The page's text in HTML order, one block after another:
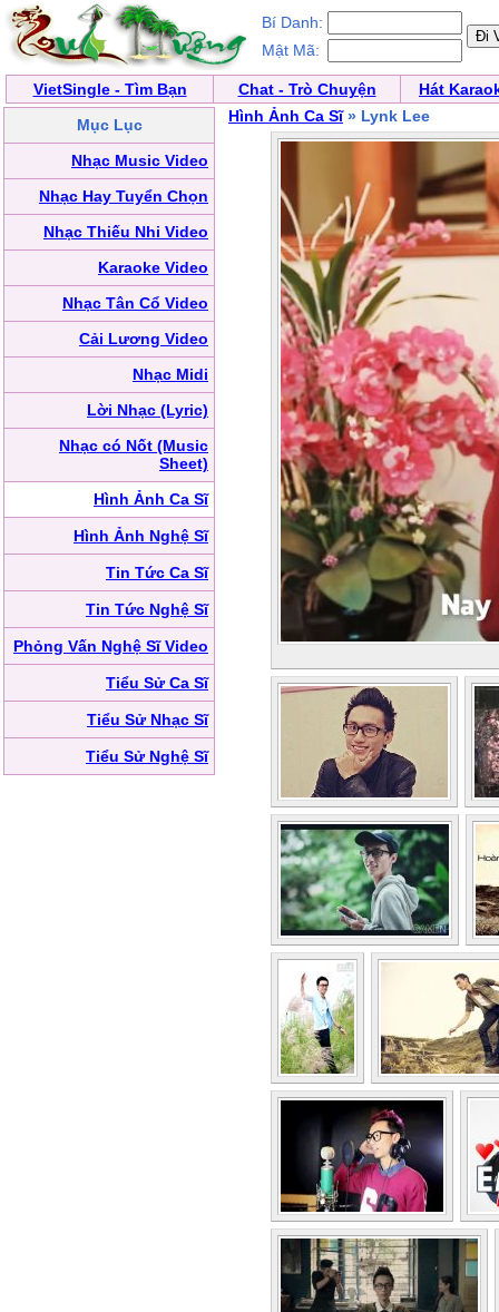
Bí Danh:
Mật Mã:
VietSingle - Tìm Bạn Chat - Trò Chuyện
Hát
Mục Lục
Nhạc Music Video
Nhạc Hay Tuyển Chọn
Nhạc Thiếu Nhi Video
Karaoke Video
Nhạc Tân Cổ Video
Cải Lương Video
Nhạc Midi
Lời Nhạc (Lyric)
Nhạc có Nốt (Music
Sheet)
Hình Ảnh Ca Sĩ
Hình Ảnh Nghệ Sĩ
Tin Tức Ca Sĩ
Tin Tức Nghệ Sĩ
Phỏng Vấn Nghệ Sĩ Video
Tiểu Sử Ca Sĩ
Tiểu Sử Nhạc Sĩ
Tiểu Sử Nghệ Sĩ
Hình Ảnh Ca Sĩ» Lynk Lee